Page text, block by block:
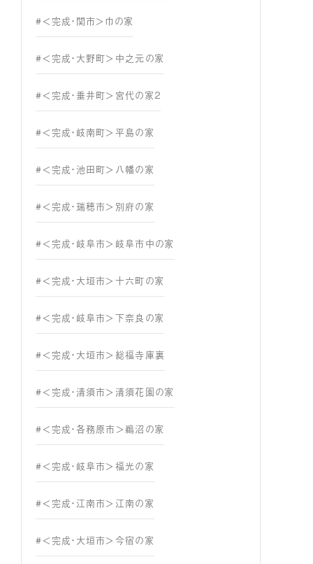
#＜完成・関市＞巾の家
#＜完成・大野町＞中之元の家
#＜完成・垂井町＞宮代の家２
#＜完成・岐南町＞平島の家
#＜完成・池田町＞八幡の家
#＜完成・瑞穂市＞別府の家
#＜完成・岐阜市＞岐阜市中の家
#＜完成・大垣市＞十六町の家
#＜完成・岐阜市＞下奈良の家
#＜完成・大垣市＞総福寺庫裏
#＜完成・清須市＞清須花園の家
#＜完成・各務原市＞鵜沼の家
#＜完成・岐阜市＞福光の家
#＜完成・江南市＞江南の家
#＜完成・大垣市＞今宿の家